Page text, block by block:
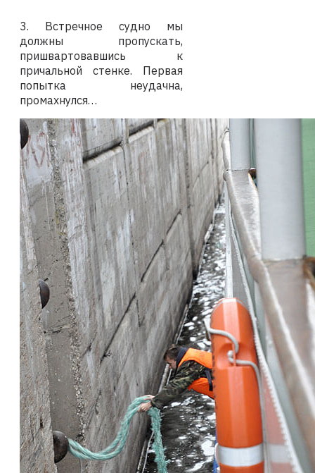
3. Встречное судно мы
должны пропускать,
пришвартовавшись к
причальной стенке. Первая
попытка неудачна,
промахнулся…